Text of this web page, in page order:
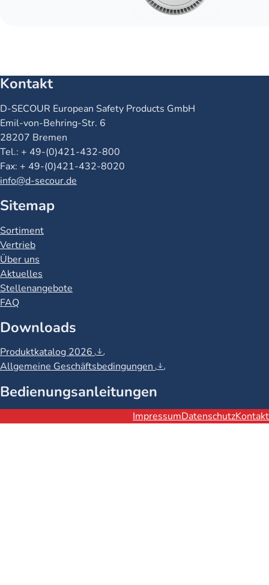
Kontakt
Name
D-SECOUR European Safety Products GmbH
Straße
Emil-von-Behring-Str. 6
Ort
28207 Bremen
Telefon
Tel.: + 49-(0)421-432-800
Fax
Fax: + 49-(0)421-432-8020
Email
info@d-secour.de
Sitemap
Sortiment
Vertrieb
Über uns
Aktuelles
Stellenangebote
FAQ
Downloads
Produktkatalog 2026
Allgemeine Geschäftsbedingungen
Bedienungsanleitungen
ImpressumDatenschutzKontakt